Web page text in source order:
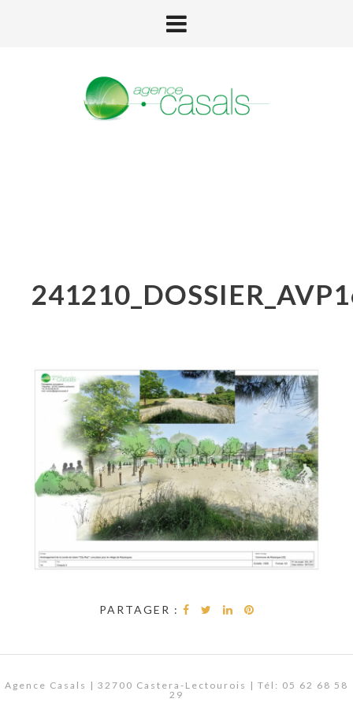
PARTAGER :
Agence Casals | 32700 Castera-Lectourois | Tél: 05 62 68 58
29